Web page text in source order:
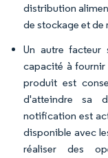
distribution
de stockage et de
Un autre facteur
capacité à
produit est
d'atteindre sa
notification est
disponible avec
réaliser des